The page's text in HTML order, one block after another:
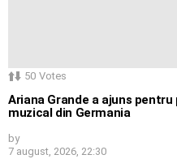
50 Votes
Ariana Grande a ajuns
muzical din Germania
by
7 august, 2026, 22:30